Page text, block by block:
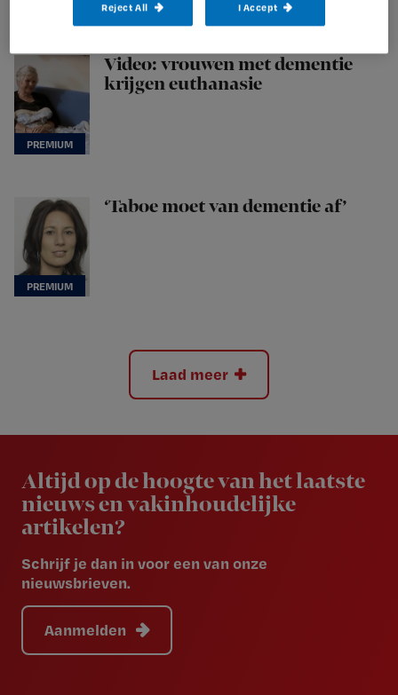
Video: vrouwen met dementie
krijgen euthanasie
‘Taboe moet van dementie af’
Laad meer
Altijd op de hoogte van het laatste
nieuws en vakinhoudelijke
artikelen?
Schrijf je dan in voor een van onze
nieuwsbrieven.
Aanmelden
Reject All I Accept